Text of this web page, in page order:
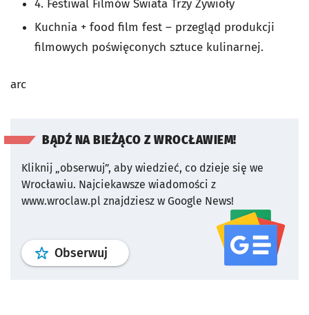
4. Festiwal Filmów Świata Trzy Żywioły
Kuchnia + food film fest – przegląd produkcji
filmowych poświęconych sztuce kulinarnej.
arc
BĄDŹ NA BIEŻĄCO Z WROCŁAWIEM!
Kliknij „obserwuj”, aby wiedzieć, co dzieje się we
Wrocławiu. Najciekawsze wiadomości z
www.wroclaw.pl znajdziesz w Google News!
Obserwuj profil serwisu